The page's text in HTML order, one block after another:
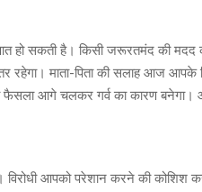
हो सकती है। किसी जरूरतमंद की
रहेगा। माता-पिता की सलाह आज आपके
फैसला आगे चलकर गर्व का कारण
विरोधी आपको परेशान करने की